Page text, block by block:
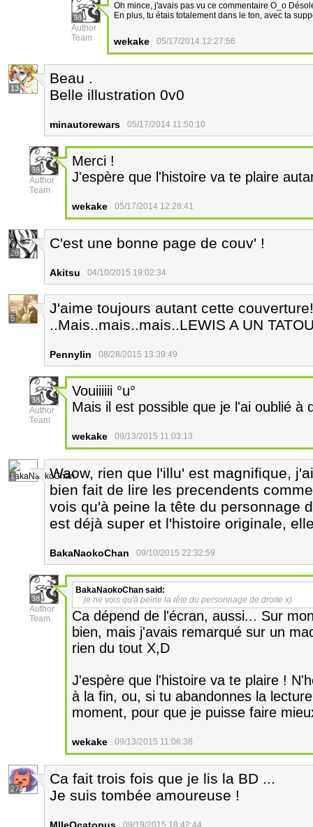
38
Author
Team
Oh mince, j'avais pas vu ce commentaire O_o
En plus, tu étais totalement dans le ton, avec ta
wekake 05/17/2014 12:27:56
13
Beau .
Belle illustration 0v0
minautorewars 05/17/2014 11:50:10
38
Author
Team
Merci !
J'espère que l'histoire va te plaire
wekake 05/17/2014 12:28:41
28
C'est une bonne page de couv' !
Akitsu 04/10/2015 19:02:34
5
J'aime toujours autant cette
..Mais..mais..mais..LEWIS A UN
Pennylin 08/28/2015 13:39:49
38
Author
Team
Vouiiiiii °u°
Mais il est possible que je l'ai oublié à
wekake 09/13/2015 11:03:13
1
Waow, rien que l'illu' est magnifique,
bien fait de lire les precendents
vois qu'à peine la tête du personnage
est déjà super et l'histoire originale,
BakaNaokoChan 09/10/2015 22:32:59
38
Author
Team
BakaNaokoChan said:
je ne vois qu'à peine la tête du personnage de droite x)
Ca dépend de l'écran, aussi... Sur
bien, mais j'avais remarqué sur un
rien du tout X,D
J'espère que l'histoire va te plaire !
à la fin, ou, si tu abandonnes la
moment, pour que je puisse faire
wekake 09/13/2015 11:06:38
27
Ca fait trois fois que je lis la BD ...
Je suis tombée amoureuse !
09/19/2015 18:42:44